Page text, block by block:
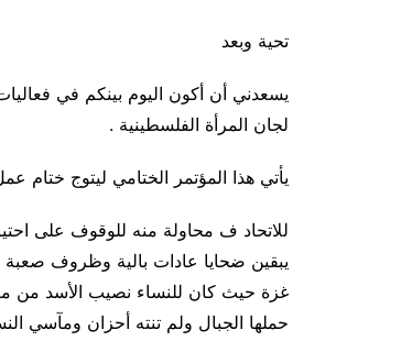
تحية وبعد
يسعدني أن أكون اليوم بينكم في
لجان المرأة الفلسطينية .
يأتي هذا المؤتمر الختامي ليتوج
للاتحاد ف محاولة منه للوقوف على
يبقين ضحايا عادات بالية وظروف صعبة
غزة حيث كان للنساء نصيب الأسد من
حملها الجبال ولم تنته أحزان ومآسي